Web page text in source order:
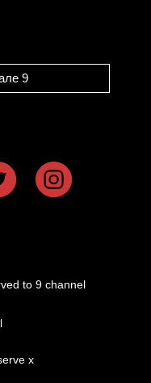
9
to 9 channel
x